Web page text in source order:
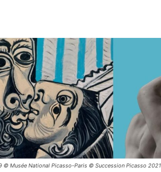
© Musée National Picasso-Paris © Succession Picasso